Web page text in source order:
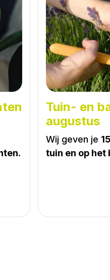
.
Tuin- en
augustus
Wij geven je
tuin en op het